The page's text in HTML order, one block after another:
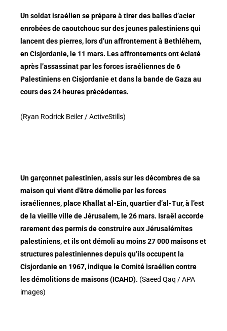
Un soldat israélien se prépare à tirer des balles d’acier
enrobées de caoutchouc sur des jeunes palestiniens qui
lancent des pierres, lors d’un affrontement à Bethléhem,
en Cisjordanie, le 11 mars. Les affrontements ont éclaté
après l’assassinat par les forces israéliennes de 6
Palestiniens en Cisjordanie et dans la bande de Gaza au
cours des 24 heures précédentes.
(Ryan Rodrick Beiler / ActiveStills)
Un garçonnet palestinien, assis sur les décombres de sa
maison qui vient d’être démolie par les forces
israéliennes, place Khallat al-Ein, quartier d’al-Tur, à l’est
de la vieille ville de Jérusalem, le 26 mars. Israël accorde
rarement des permis de construire aux Jérusalémites
palestiniens, et ils ont démoli au moins 27 000 maisons et
structures palestiniennes depuis qu’ils occupent la
Cisjordanie en 1967, indique le Comité israélien contre
les démolitions de maisons (ICAHD). (Saeed Qaq / APA
images)